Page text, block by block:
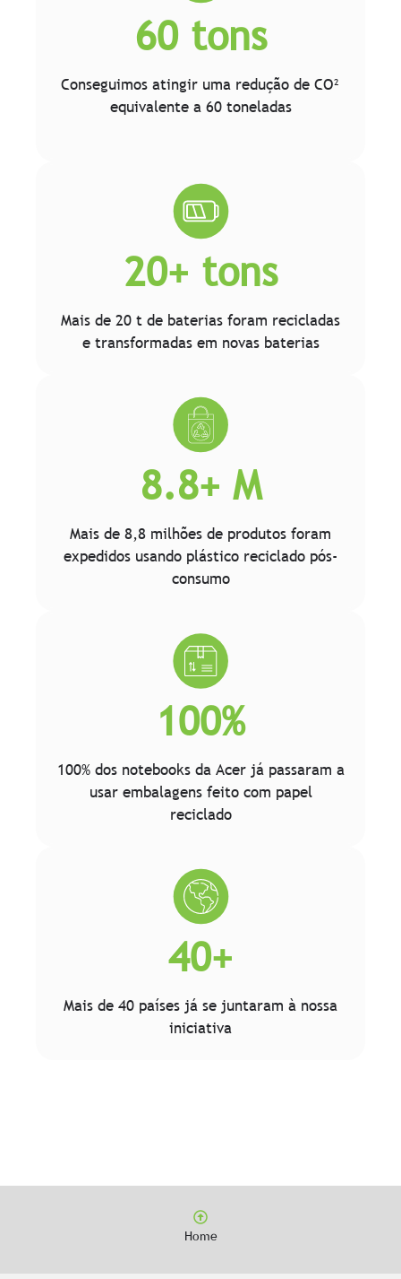
60 tons
Conseguimos atingir uma redução de CO²
equivalente a 60 toneladas
20+ tons
Mais de 20 t de baterias foram recicladas
e transformadas em novas baterias
8.8+ M
Mais de 8,8 milhões de produtos foram
expedidos usando plástico reciclado pós-
consumo
100%
100% dos notebooks da Acer já passaram a
usar embalagens feito com papel
reciclado
40+
Mais de 40 países já se juntaram à nossa
iniciativa
Home